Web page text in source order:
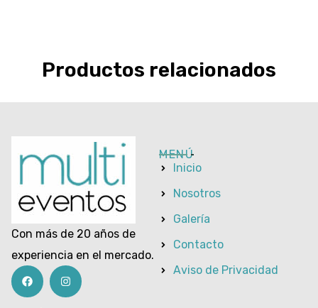
Productos relacionados
Con más de 20 años de
experiencia en el mercado.
MENÚ
Inicio
Nosotros
Galería
Contacto
Aviso de Privacidad